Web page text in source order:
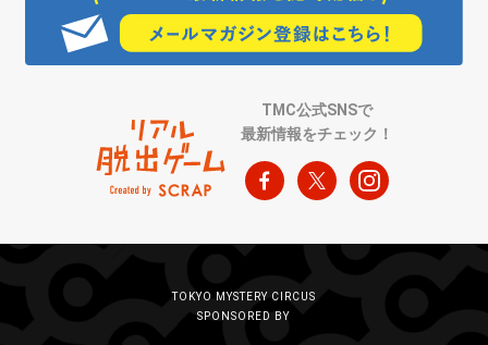
TMC公式SNSで
最新情報をチェック！
TOKYO MYSTERY CIRCUS
SPONSORED BY